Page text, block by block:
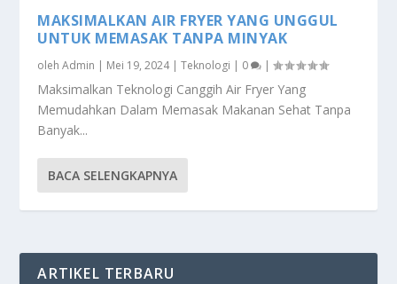
MAKSIMALKAN AIR FRYER YANG UNGGUL
UNTUK MEMASAK TANPA MINYAK
olehAdmin | Mei 19, 2024|Teknologi | 0 |
Maksimalkan Teknologi Canggih Air Fryer Yang
Memudahkan Dalam Memasak Makanan Sehat Tanpa
Banyak...
BACA SELENGKAPNYA
ARTIKEL TERBARU